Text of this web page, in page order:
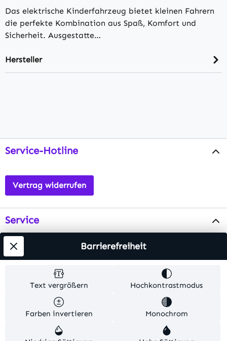
Das elektrische Kinderfahrzeug bietet kleinen Fahrern
die perfekte Kombination aus Spaß, Komfort und
Sicherheit. Ausgestatte…
Hersteller
Service-Hotline
Vertrag widerrufen
Service
Info
Alle Preise inkl. gesetzl. Mehrwertsteuer zzgl.
Versandkosten . Alle Artikelangaben sind
Herstellerangaben und ohne Gewähr.
Text vergrößern Hochkontrastmodus
Farben invertieren Monochrom
Barrierefreiheit